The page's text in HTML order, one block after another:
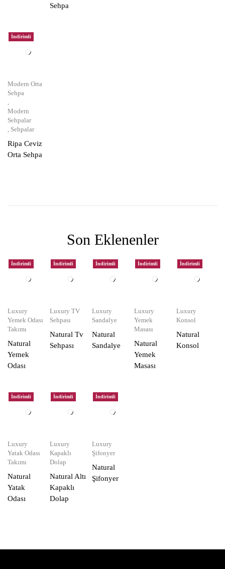
Sehpa
İndirimli
Modern Orta
Sehpa
,
Modern
Sehpalar
, Sehpalar
Ripa Ceviz
Orta Sehpa
Son Eklenenler
İndirimli
Luxury
Yemek Odası
Takımı
Natural
Yemek
Odası
İndirimli
Luxury TV
Sehpası
Natural Tv
Sehpası
İndirimli
Luxury
Sandalye
Natural
Sandalye
İndirimli
Luxury
Yemek
Masası
Natural
Yemek
Masası
İndirimli
Luxury
Konsol
Natural
Konsol
İndirimli
Luxury
Yatak Odası
Takımı
Natural
Yatak
Odası
İndirimli
Luxury
Kapaklı
Dolap
Natural Altı
Kapaklı
Dolap
İndirimli
Luxury
Şifonyer
Natural
Şifonyer